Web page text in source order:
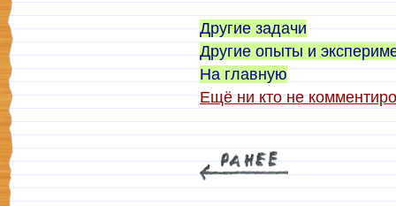
Другие задачи
Другие опыты и
На главную
Ещё ни кто не